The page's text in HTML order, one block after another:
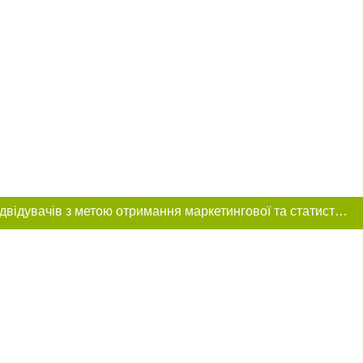
Цей сайт використовує «cookies». Також веб-сайт використовує інтернет-сервіс для збору технічних даних стосовно відвідувачів з метою отримання маркетингової та статистичної інформації. Умови обробки даних відвідувачів сайту див.